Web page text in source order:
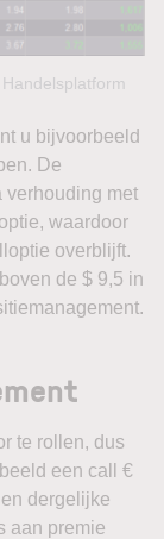
u bijvoorbeeld
De
verhouding met
waardoor
overblijft.
de $ 9,5 in
te rollen, dus
een call €
dergelijke
aan premie